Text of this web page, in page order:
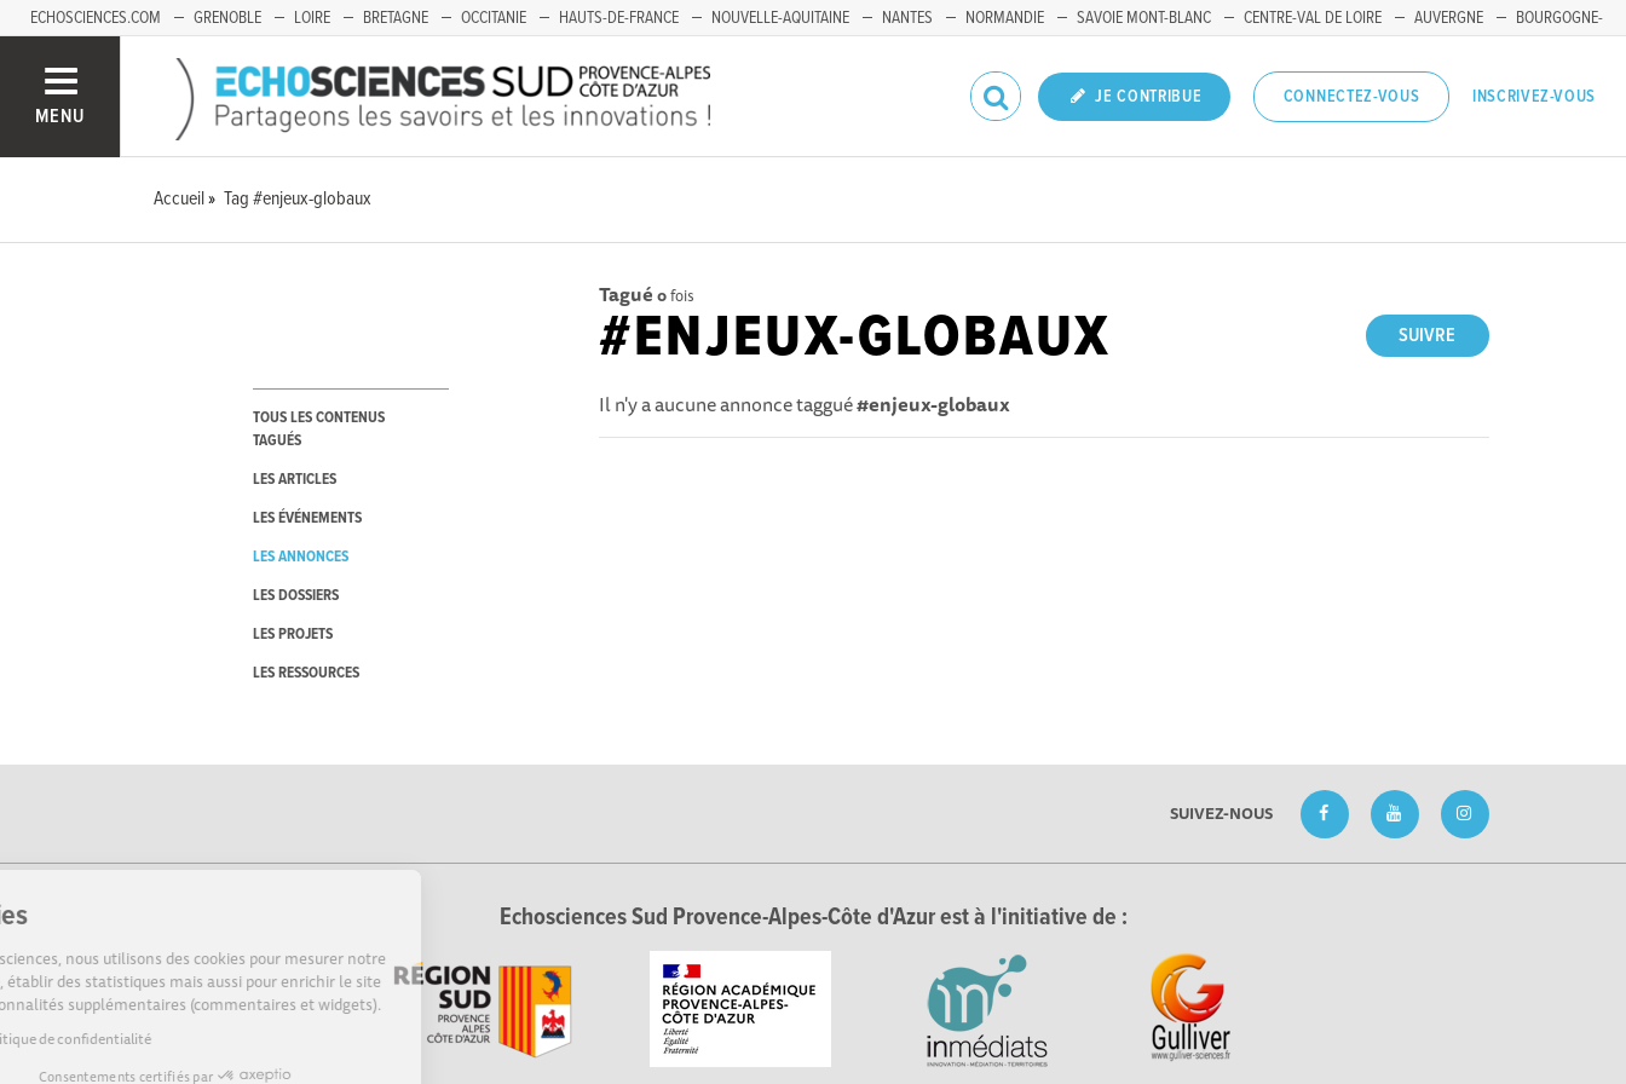
Sur Echosciences, nous utilisons des cookies pour mesurer notre
audience, établir des statistiques mais aussi pour enrichir le site
de fonctionnalités supplémentaires (commentaires et widgets).
Lire la politique de confidentialité
Consentements certifiés par
ECHOSCIENCES.COM GRENOBLE LOIRE BRETAGNE OCCITANIE HAUTS-DE-FRANCE NOUVELLE-AQUITAINE NANTES NORMANDIE SAVOIE MONT-BLANC CENTRE-VAL DE LOIRE AUVERGNE
BOURGOGNE-
MENU
JE CONTRIBUE CONNECTEZ-VOUS INSCRIVEZ-VOUS
Accueil Tag #enjeux-globaux
TOUS LES CONTENUS
TAGUÉS
LES ARTICLES
LES ÉVÉNEMENTS
LES ANNONCES
LES DOSSIERS
LES PROJETS
LES RESSOURCES
Tagué 0fois
SUIVRE
#ENJEUX-GLOBAUX
Il n'y a aucune annonce taggué#enjeux-globaux
SUIVEZ-NOUS
Echosciences Sud Provence-Alpes-Côte d'Azur est à l'initiative de :